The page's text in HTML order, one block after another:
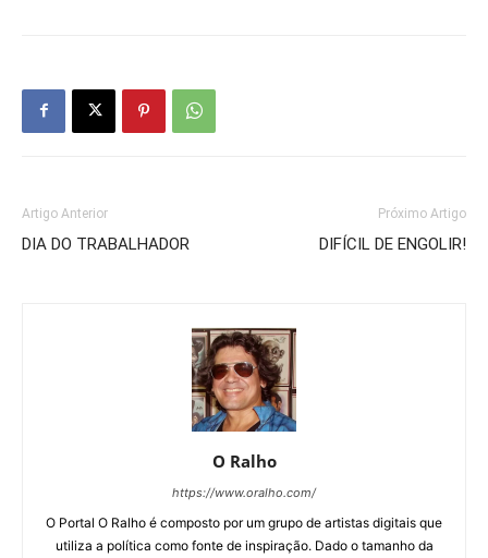
Artigo Anterior
DIA DO TRABALHADOR
Próximo Artigo
DIFÍCIL DE ENGOLIR!
O Ralho
https://www.oralho.com/
O Portal O Ralho é composto por um grupo de artistas digitais que
utiliza a política como fonte de inspiração. Dado o tamanho da